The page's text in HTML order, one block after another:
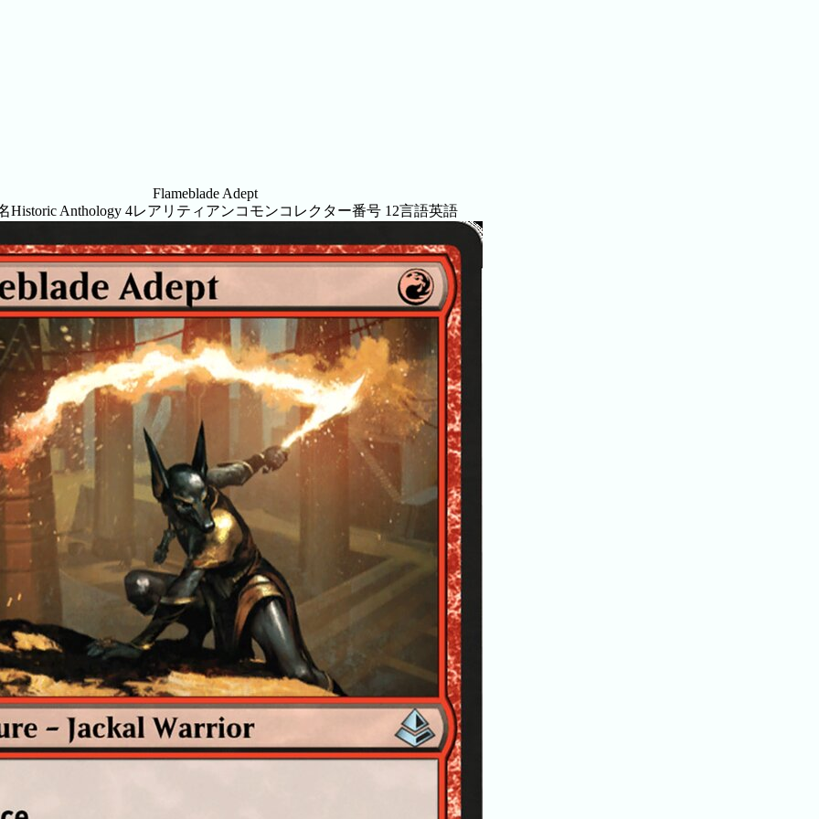
Flameblade Adept
Historic Anthology 4レアリティ アンコモンコレクター番号12言語英語